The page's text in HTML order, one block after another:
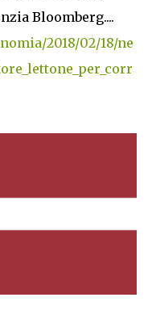
Bloomberg....
2018/02/18/ne